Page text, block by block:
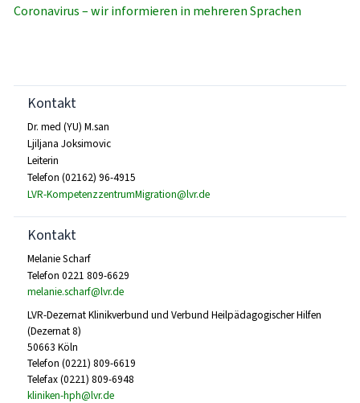
Coronavirus – wir informieren in mehreren Sprachen
Kontakt
Dr. med (YU) M.san
Ljiljana Joksimovic
Leiterin
Telefon (02162) 96-4915
LVR-KompetenzzentrumMigration@lvr.de
Kontakt
Melanie Scharf
Telefon 0221 809-6629
melanie.scharf@lvr.de
LVR-Dezernat Klinikverbund und Verbund Heilpädagogischer Hilfen
(Dezernat 8)
50663 Köln
Telefon (0221) 809-6619
Telefax (0221) 809-6948
kliniken-hph@lvr.de